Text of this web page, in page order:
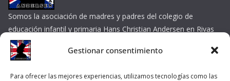
Gestionar consentimiento
Para ofrecer las mejores experiencias, utilizamos tecnologías como las
Somos la asociación de madres y padres del colegio de
educación infantil y primaria Hans Christian Andersen en Rivas
Vaciamadrid
Contacta por e-mail